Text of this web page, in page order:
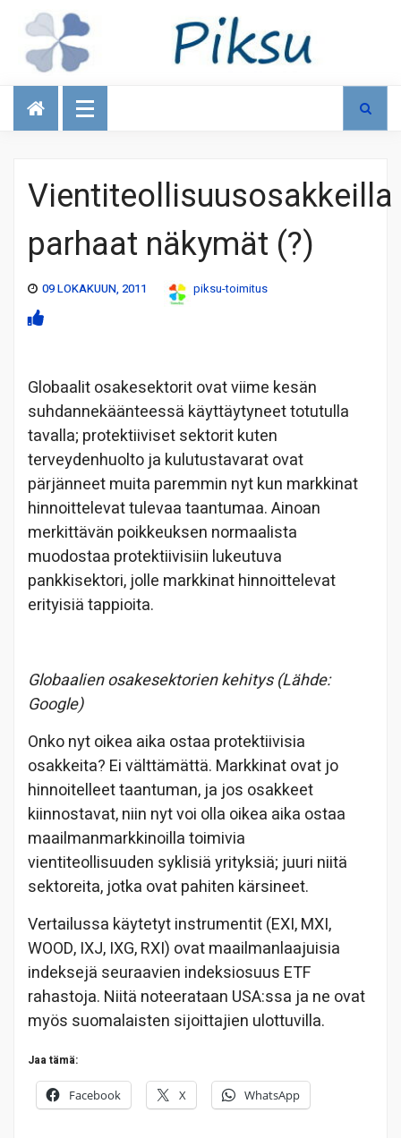
Talous
Vientiteollisuusosakkeilla
parhaat näkymät (?)
09 LOKAKUUN, 2011 piksu-toimitus
Globaalit osakesektorit ovat viime kesän
suhdannekäänteessä käyttäytyneet totutulla
tavalla; protektiiviset sektorit kuten
terveydenhuolto ja kulutustavarat ovat
pärjänneet muita paremmin nyt kun markkinat
hinnoittelevat tulevaa taantumaa. Ainoan
merkittävän poikkeuksen normaalista
muodostaa protektiivisiin lukeutuva
pankkisektori, jolle markkinat hinnoittelevat
erityisiä tappioita.
Globaalien osakesektorien kehitys (Lähde:
Google)
Onko nyt oikea aika ostaa protektiivisia
osakkeita? Ei välttämättä. Markkinat ovat jo
hinnoitelleet taantuman, ja jos osakkeet
kiinnostavat, niin nyt voi olla oikea aika ostaa
maailmanmarkkinoilla toimivia
vientiteollisuuden syklisiä yrityksiä; juuri niitä
sektoreita, jotka ovat pahiten kärsineet.
Vertailussa käytetyt instrumentit (EXI, MXI,
WOOD, IXJ, IXG, RXI) ovat maailmanlaajuisia
indeksejä seuraavien indeksiosuus ETF
rahastoja. Niitä noteerataan USA:ssa ja ne ovat
myös suomalaisten sijoittajien ulottuvilla.
Jaa tämä:
Facebook X WhatsApp